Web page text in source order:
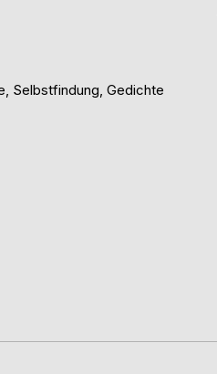
Selbstfindung, Gedichte